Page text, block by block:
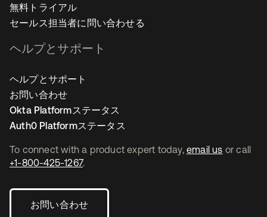
To connect with a product expert today, email us or call
+1-800-425-1267.
お問い合わせ
無料トライアル
セールス担当者に問い合わせる
ヘルプとサポート
ヘルプとサポート
お問い合わせ
Okta Platformステータス
Auth0 Platformステータス